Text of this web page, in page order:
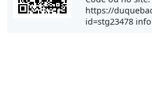
https://
id=stg23478